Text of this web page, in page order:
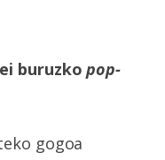
buruzkopop-
gogoa